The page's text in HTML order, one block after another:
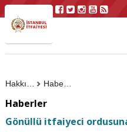
Haberler
Haberler
Gönüllü itfaiyeci